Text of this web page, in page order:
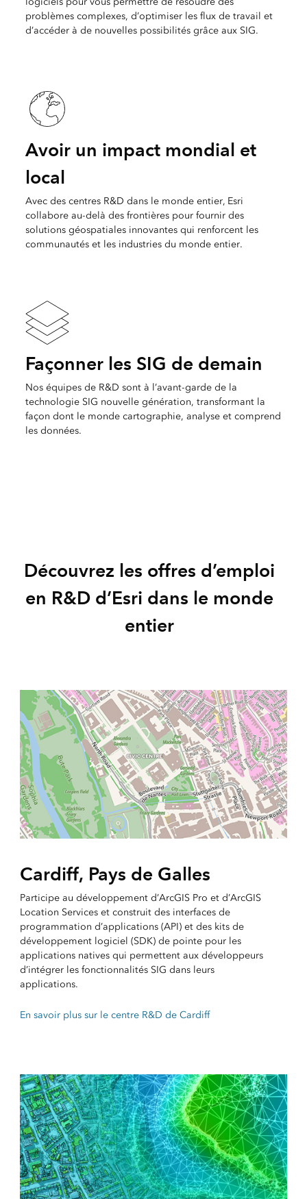
problèmes complexes, d’optimiser les flux de travail et
d’accéder à de nouvelles possibilités grâce aux SIG.
Avoir un impact mondial et
local
Avec des centres R&D dans le monde entier, Esri
collabore au-delà des frontières pour fournir des
solutions géospatiales innovantes qui renforcent les
communautés et les industries du monde entier.
Façonner les SIG de demain
Nos équipes de R&D sont à l’avant-garde de la
technologie SIG nouvelle génération, transformant la
façon dont le monde cartographie, analyse et comprend
les données.
Découvrez les offres d’emploi
en R&D d’Esri dans le monde
entier
Cardiff, Pays de Galles
Participe au développement d’ArcGIS Pro et d’ArcGIS
Location Services et construit des interfaces de
programmation d’applications (API) et des kits de
développement logiciel (SDK) de pointe pour les
applications natives qui permettent aux développeurs
d’intégrer les fonctionnalités SIG dans leurs
applications.
En savoir plus sur le centre R&D de Cardiff